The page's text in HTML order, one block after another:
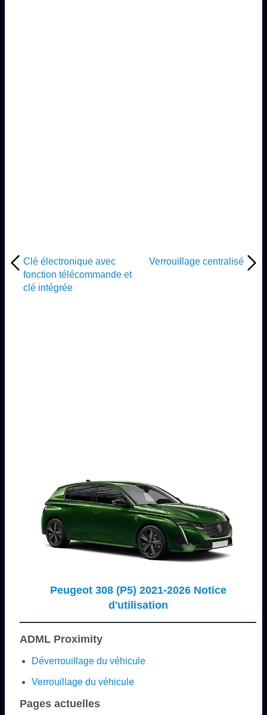
Clé électronique avec
fonction télécommande et
clé intégrée
Verrouillage centralisé
Peugeot 308 (P5) 2021-2026 Notice
d'utilisation
ADML Proximity
Déverrouillage du véhicule
Verrouillage du véhicule
Pages actuelles